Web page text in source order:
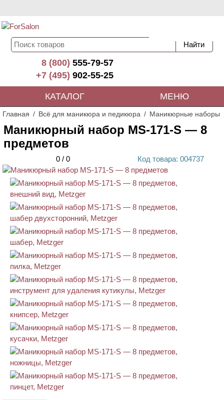
8 (800)555-79-57
+7 (495)902-55-25
КАТАЛОГ МЕНЮ
Главная Всё для маникюра и педикюра Маникюрные наборы
Маникюрный набор MS-171-S — 8
предметов
0 / 0 Код товара: 004737